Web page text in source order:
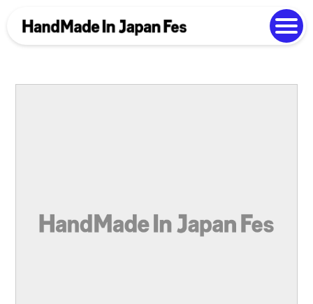
Photo Gallery